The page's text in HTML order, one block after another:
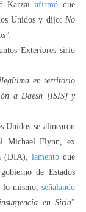
Karzaiafirmó que
Unidos y dijo: No
Exteriores sirio
en territorio
a Daesh [ISIS] y
Unidos se alinearon
Michael Flynn, ex
(DIA),lamentó que
de Estados
mismo, señalando
en Siria”